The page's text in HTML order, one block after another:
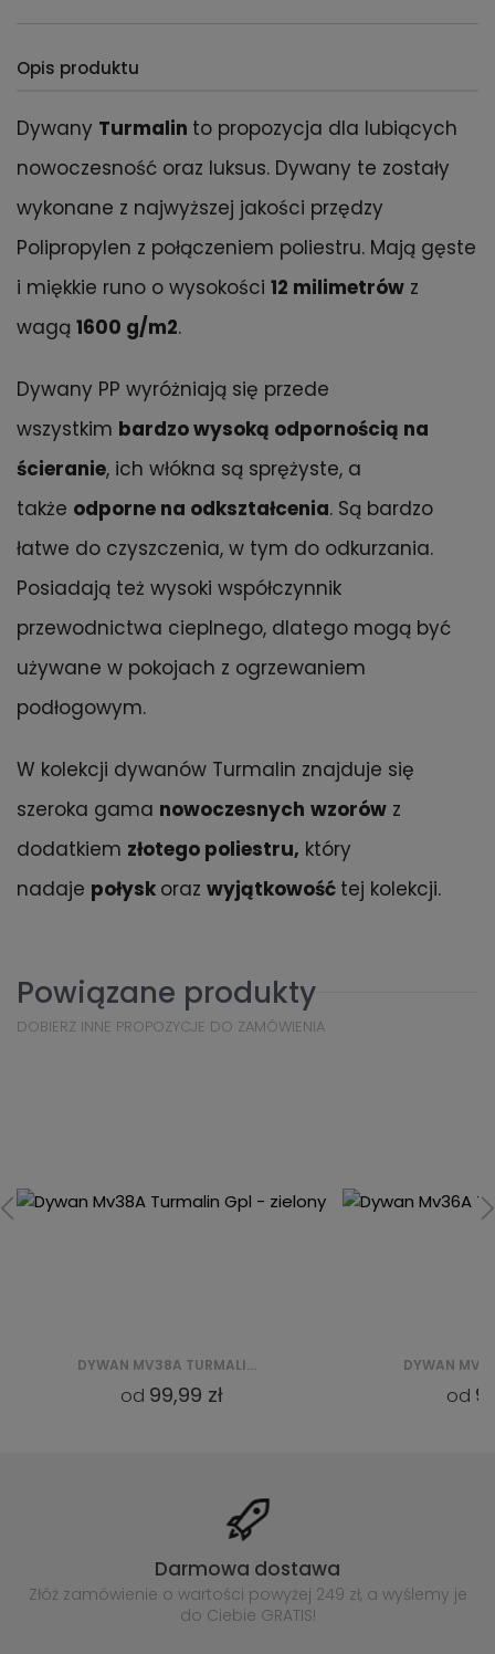
Opis produktu
Dywany Turmalin to propozycja dla lubiących
nowoczesność oraz luksus. Dywany te zostały
wykonane z najwyższej jakości przędzy
Polipropylen z połączeniem poliestru. Mają gęste
i miękkie runo o wysokości 12 milimetrów z
wagą 1600 g/m2.
Dywany PP wyróżniają się przede
wszystkim bardzo wysoką odpornością na
ścieranie, ich włókna są sprężyste, a
także odporne na odkształcenia. Są bardzo
łatwe do czyszczenia, w tym do odkurzania.
Posiadają też wysoki współczynnik
przewodnictwa cieplnego, dlatego mogą być
używane w pokojach z ogrzewaniem
podłogowym.
W kolekcji dywanów Turmalin znajduje się
szeroka gama nowoczesnych wzorów z
dodatkiem złotego poliestru, który
nadaje połysk oraz wyjątkowość tej kolekcji.
Powiązane produkty
DOBIERZ INNE PROPOZYCJE DO ZAMÓWIENIA
od99,99 zł
Darmowa dostawa
Złóż zamówienie o wartości powyżej 249 zł, a wyślemy je
do Ciebie GRATIS!